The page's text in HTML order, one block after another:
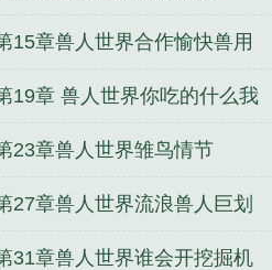
15章兽人世界合作愉快兽用
炎药
19章 兽人世界你吃的什么我
你吃的什么
23章兽人世界雏鸟情节
27章兽人世界流浪兽人巨划
31章兽人世界谁会开挖掘机